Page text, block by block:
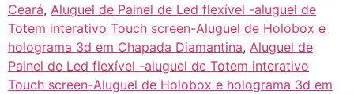
Ceará, Aluguel de Painel de Led flexível -aluguel de
Totem interativo Touch screen-Aluguel de Holobox e
holograma 3d em Chapada Diamantina, Aluguel de
Painel de Led flexível -aluguel de Totem interativo
Touch screen-Aluguel de Holobox e holograma 3d em